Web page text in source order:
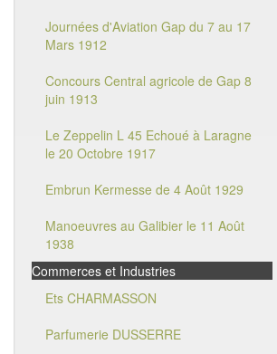
Journées d'Aviation Gap du 7 au 17
Mars 1912
Concours Central agricole de Gap 8
juin 1913
Le Zeppelin L 45 Echoué à Laragne
le 20 Octobre 1917
Embrun Kermesse de 4 Août 1929
Manoeuvres au Galibier le 11 Août
1938
Commerces et Industries
Ets CHARMASSON
Parfumerie DUSSERRE